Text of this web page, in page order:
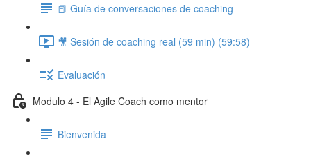
📕 Guía de conversaciones de coaching
🎥 Sesión de coaching real (59 min) (59:58)
Evaluación
Modulo 4 - El Agile Coach como mentor
Bienvenida